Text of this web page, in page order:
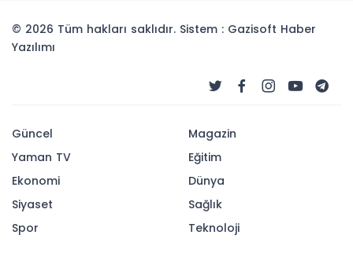
© 2026 Tüm hakları saklıdır. Sistem : Gazisoft Haber
Yazılımı
Güncel
Yaman TV
Ekonomi
Siyaset
Spor
Magazin
Eğitim
Dünya
Sağlık
Teknoloji